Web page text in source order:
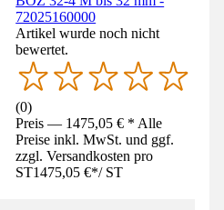
72025160000
Artikel wurde noch nicht
bewertet.
(0)
Preis — 1475,05 € * Alle
Preise inkl. MwSt. und ggf.
zzgl. Versandkosten pro
ST1475,05 €*/ ST